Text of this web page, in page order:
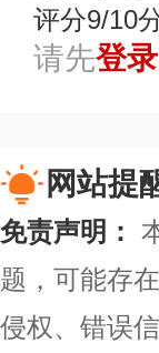
评分9/10
请先登录
网站提
免责声明：
题，可能存
侵权、错误